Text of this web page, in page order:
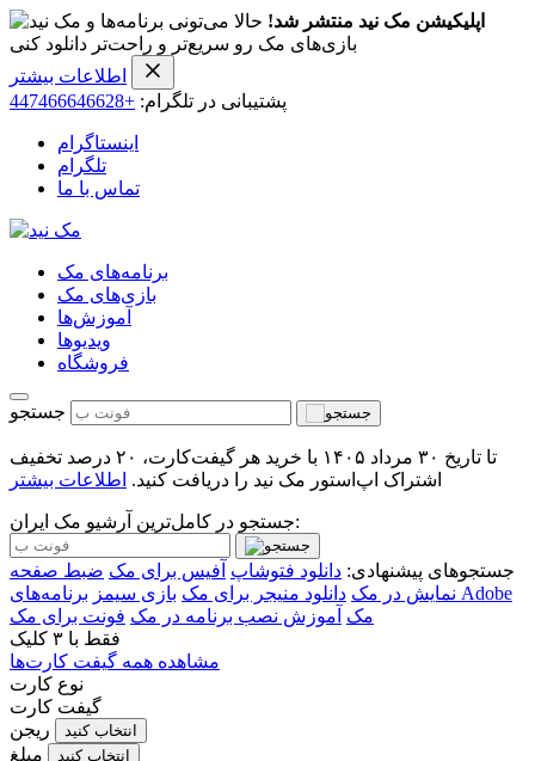
اپلیکیشن مک نید منتشر شد! حالا می‌تونی برنامه‌ها و
بازی‌های مک رو سریع‌تر و راحت‌تر دانلود کنی
اطلاعات بیشتر
پشتیبانی در تلگرام: +447466646628
اینستاگرام
تلگرام
تماس با ما
برنامه‌های مک
بازی‌های مک
آموزش‌ها
ویدیو‌ها
فروشگاه
جستجو
تا تاریخ ۳۰ مرداد ۱۴۰۵ با خرید هر گیفت‌کارت، ۲۰ درصد تخفیف
اشتراک اپ‌استور مک نید را دریافت کنید. اطلاعات بیشتر
جستجو در کامل‌ترین آرشیو مک ایران:
جستجوهای پیشنهادی: دانلود فتوشاپ آفیس برای مک ضبط صفحه
نمایش در مک دانلود منیجر برای مک بازی سیمز برنامه‌های Adobe
مک آموزش نصب برنامه در مک فونت برای مک
فقط با ۳ کلیک
مشاهده همه گیفت کارت‌ها
نوع کارت
گیفت کارت
ریجن
انتخاب کنید
مبلغ انتخاب کنید